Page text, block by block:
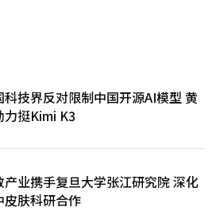
挑战。” 他提出的解决方案
费，并通过“升级销售”提高服务质
也在与娱乐公司和地方旅游内容进行策
游时，大家只想到整形外科，但现在已
疗到健康检查、牙科等领域的范围都在
金融和矿业企业的说明会。 包括医
游正在快速增长。去年这一领域的游客
较2023年的9289亿韩元增长了约三
入了乐天参与竞标，促使两家大型零
包括相关税收，财政效益约为9200亿
案例展示了他在不以低价出售地方政府
得合理价格的谈判能力和危机管理能
长的经历在中央政治中也可以成为重
的政治家，能够理解政策如何在现场执
何运作。 他表示：“政治不是仅靠口
解经济、行政和预算的能力，并有解决
李在明政府的成功。 目前，民主党党
代表与金敏锡前总理的两强局面。截至
也不会犹豫进行追加的协作干预。”财
对记者表示：“这次的协作干预可以说
。”美日协作干预是自2011年东日本大
入干预则是自1998年亚洲金融危机以
通常限于类似地震或金融危机等特殊情
表示：“经济上现在是平时，即使不是
美日间协作干预的基础
布的联合声明。声明中提到，如果汇率
进行干预。实务协调是在此之后开始
的10月与片山财政大臣首次会面时，提
为担保来筹集美元的方式。《读卖新
科技界反对限制中国开源AI模型 黄
力挺Kimi K3
产业携手复旦大学张江研究院 深化
皮肤科研合作